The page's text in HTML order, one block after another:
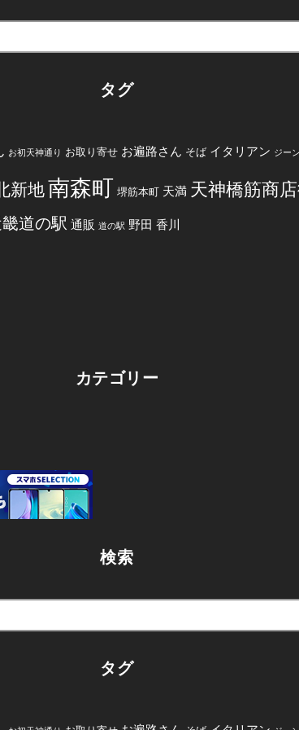
タグ
お初天神通り お取り寄せ お遍路さん そば イタリアン ジー
新地南森町 堺筋本町 天満 天神橋筋商
道の駅 通販 道の駅 野田 香川
カテゴリー
検索
タグ